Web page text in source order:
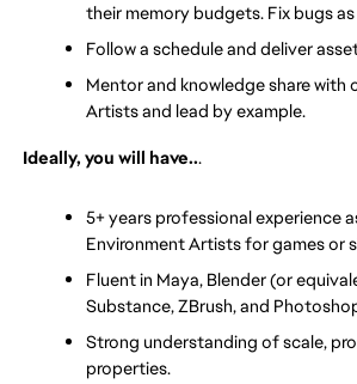
their memory budgets. Fix bugs
Follow a schedule and deliver
Mentor and knowledge share with
Artists and lead by example.
Ideally, you will have...
5+ years professional experience
Environment Artists for games or
Fluent in Maya, Blender (or
Substance, ZBrush, and
Strong understanding of scale,
properties.